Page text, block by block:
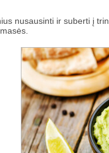
nusausinti ir suberti į